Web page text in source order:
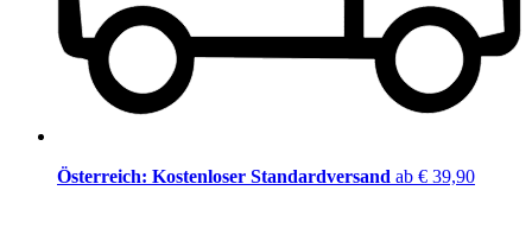
Österreich: Kostenloser Standardversand ab € 39,90